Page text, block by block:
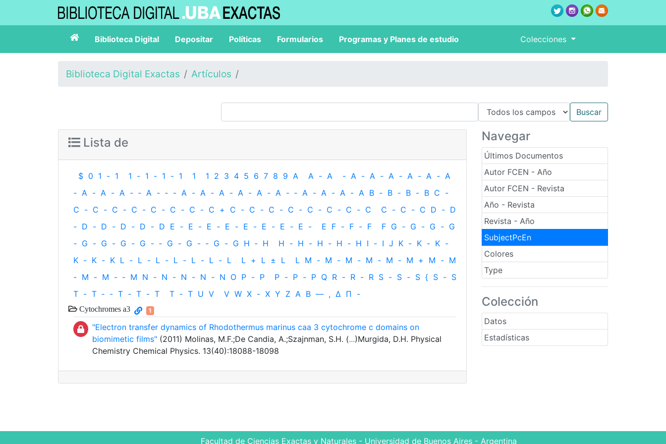
Biblioteca Digital Depositar Políticas Formularios Programas y Planes de estudio Colecciones
Biblioteca Digital Exactas Artículos
Navegar
Últimos Documentos
Autor FCEN - Año
Autor FCEN - Revista
Año - Revista
Revista - Año
SubjectPcEn
Colores
Type
Colección
Datos
Estadísticas
Lista de
$ 0 1 - 1 1 - 1 - 1 - 1 1 1 2 3 4 5 6 7 8 9 A A - A - A - A - A - A - A - A
- A - A - A - ‐ A - ‐ - A - A - A - A - A - A - ‐ A - A - A - A B - B - B - B C -
C - C - C - C - C - C - C - C + C - C - C - C - C - C - C - C C - C - C D - D
- D - D - D - D - D E - E - E - E - E - E - E - E - E F - F - F F G - G - G - G
- G - G - G - G - ‐ G - G - ‐ G - G H ‐ H H - H - H - H - H I - I J K - K - K -
K - K - K L - L - L - L - L - L - L L + L ± L L M - M - M - M - M - M + M - M
- M - M - ‐ M N - N - N - N - N O P - P P - P - P Q R - R - R S - S - S { S - S
T - T ‐ - T - T - T T - T U V V W X - X Y Z Α Β — , Δ Π -
Cytochromes a3 1
"Electron transfer dynamics of Rhodothermus marinus caa 3 cytochrome c domains on
biomimetic films" (2011) Molinas, M.F.;De Candia, A.;Szajnman, S.H. (...)Murgida, D.H. Physical
Chemistry Chemical Physics. 13(40):18088-18098
Facultad de Ciencias Exactas y Naturales - Universidad de Buenos Aires - Argentina